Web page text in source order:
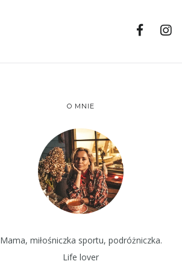
O MNIE
Mama, miłośniczka sportu, podróżniczka.
Life lover